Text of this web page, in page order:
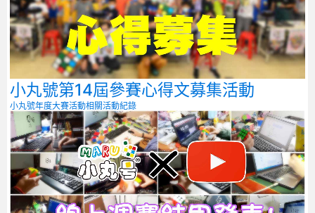
小丸號第14屆參賽心得文募集活動
小丸號年度大賽活動相關活動紀錄